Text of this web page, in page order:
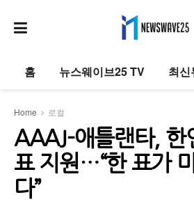
홈 뉴스웨이브25 TV 최신
Home 로컬
AAAJ-애틀랜타, 한
표 지원…“한 표가
다”